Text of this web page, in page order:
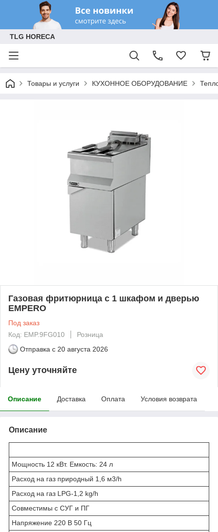
TLG HORECA
Товары и услуги КУХОННОЕ ОБОРУДОВАНИЕ
Газовая фритюрница с 1 шкафом и дверью
EMPERO
Под заказ
Код: EMP.9FG010
Розница
Отправка с 20 августа 2026
Цену уточняйте
Описание Доставка Оплата Условия возврата
Описание
Мощность 12 кВт. Емкость: 24 л
Расход на газ природный 1,6 м3/h
Расход на газ LPG-1,2 kg/h
Совместимы с СУГ и ПГ
Напряжение 220 В 50 Гц